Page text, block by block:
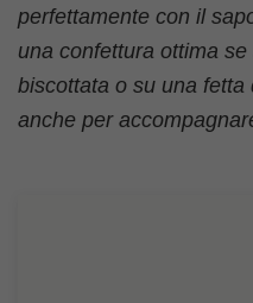
perfettamente con il
una confettura ottima
biscottata o su una
anche per